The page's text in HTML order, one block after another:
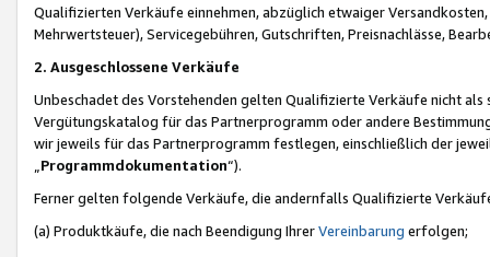
Qualifizierten Verkäufe einnehmen, abzüglich etwaiger
Mehrwertsteuer), Servicegebühren, Gutschriften, Preisnachlässe,
2. Ausgeschlossene Verkäufe
Unbeschadet des Vorstehenden gelten Qualifizierte Verkäufe nicht
Vergütungskatalog für das Partnerprogramm oder andere
wir jeweils für das Partnerprogramm festlegen, einschließlich der
Programmdokumentation“).
Ferner gelten folgende Verkäufe, die andernfalls Qualifizierte
(a) Produktkäufe, die nach Beendigung IhrerVereinbarung erfolgen;